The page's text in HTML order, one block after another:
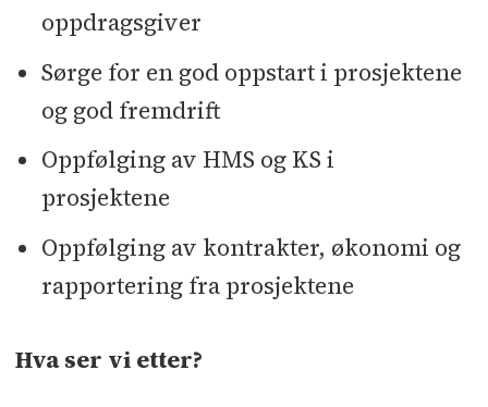
oppdragsgiver
Sørge for en god oppstart i prosjektene
og god fremdrift
Oppfølging av HMS og KS i
prosjektene
Oppfølging av kontrakter, økonomi og
rapportering fra prosjektene
Hva ser vi etter?